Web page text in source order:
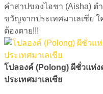
คำสาปของไอชา (Aisha) ต
ขวัญจากประเทศมาเลเซีย ใ
ต้องตาย!!!
โปลองค์ (Polong) ผีชั่วแห่
ประเทศมาเลเซีย